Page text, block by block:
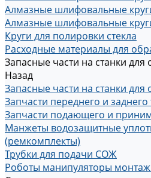
Алмазные шлифовальные
Алмазные шлифовальные
Круги для полировки стекла
Расходные материалы для
Запасные части на станки для
Назад
Запасные части на станки для
Запчасти переднего и
Запчасти подающего и
Манжеты водозащитные
(ремкомплекты)
Трубки для подачи СОЖ
Роботы манипуляторы